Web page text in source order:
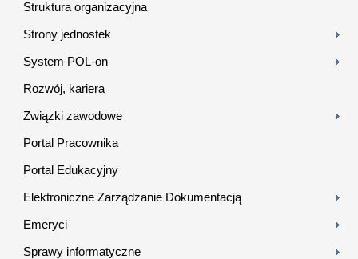
Struktura organizacyjna
Strony jednostek
System POL-on
Rozwój, kariera
Związki zawodowe
Portal Pracownika
Portal Edukacyjny
Elektroniczne Zarządzanie Dokumentacją
Emeryci
Sprawy informatyczne